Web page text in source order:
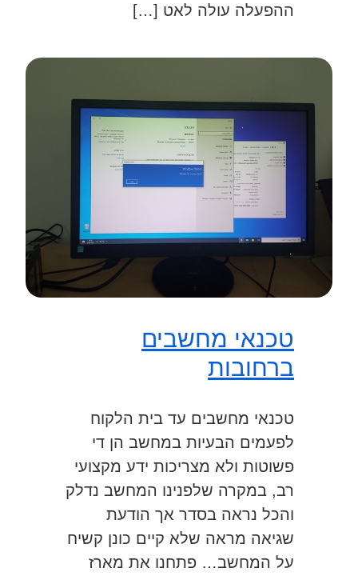
ההפעלה עולה לאט […]
טכנאי מחשבים
ברחובות
טכנאי מחשבים עד בית הלקוח
לפעמים הבעיות במחשב הן די
פשוטות ולא מצריכות ידע מקצועי
רב, במקרה שלפנינו המחשב נדלק
והכל נראה בסדר אך הודעת
שגיאה מראה שלא קיים כונן קשיח
על המחשב… פתחנו את מארז